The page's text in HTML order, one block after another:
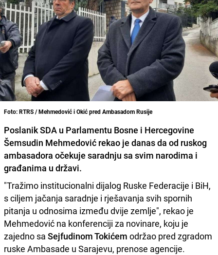
Foto: RTRS / Mehmedović i Okić pred Ambasadom Rusije
Poslanik SDA u Parlamentu Bosne i Hercegovine
Šemsudin Mehmedović rekao je danasda od ruskog
ambasadora očekuje saradnju sa svim narodima i
građanima u državi.
"Tražimo institucionalni dijalog Ruske Federacije i BiH,
s ciljem jačanja saradnje i rješavanja svih spornih
pitanja u odnosima između dvije zemlje", rekao je
Mehmedović na konferenciji za novinare, koju je
zajedno sa Sejfudinom Tokićem održao pred zgradom
ruske Ambasade u Sarajevu, prenose agencije.